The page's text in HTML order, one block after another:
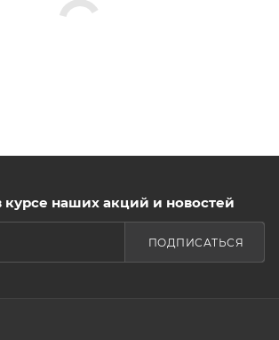
курсе наших акций и новостей
ПОДПИСАТЬСЯ